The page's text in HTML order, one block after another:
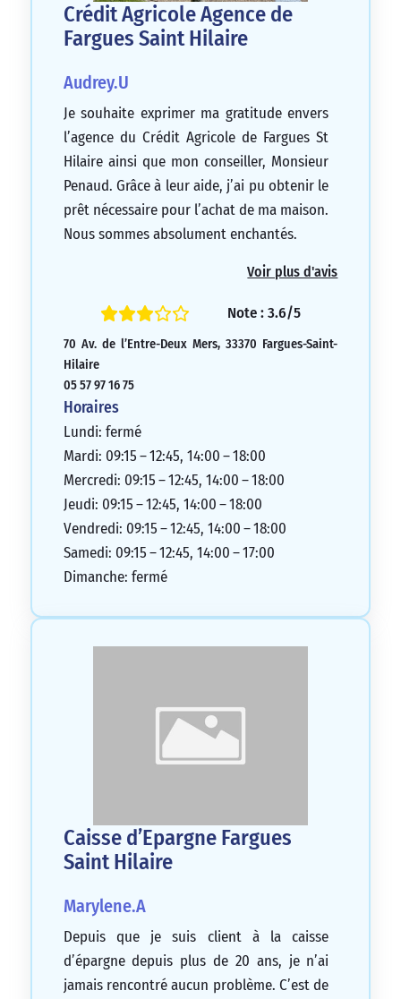
Crédit Agricole Agence de
Fargues Saint Hilaire
Audrey.U
Je souhaite exprimer ma gratitude envers
l’agence du Crédit Agricole de Fargues St
Hilaire ainsi que mon conseiller, Monsieur
Penaud. Grâce à leur aide, j’ai pu obtenir le
prêt nécessaire pour l’achat de ma maison.
Nous sommes absolument enchantés.
Voir plus d'avis
Note : 3.6/5
70 Av. de l’Entre-Deux Mers, 33370 Fargues-Saint-
Hilaire
05 57 97 16 75
Horaires
Lundi: fermé
Mardi: 09:15 – 12:45, 14:00 – 18:00
Mercredi: 09:15 – 12:45, 14:00 – 18:00
Jeudi: 09:15 – 12:45, 14:00 – 18:00
Vendredi: 09:15 – 12:45, 14:00 – 18:00
Samedi: 09:15 – 12:45, 14:00 – 17:00
Dimanche: fermé
Caisse d’Epargne Fargues
Saint Hilaire
Marylene.A
Depuis que je suis client à la caisse
d’épargne depuis plus de 20 ans, je n’ai
jamais rencontré aucun problème. C’est de